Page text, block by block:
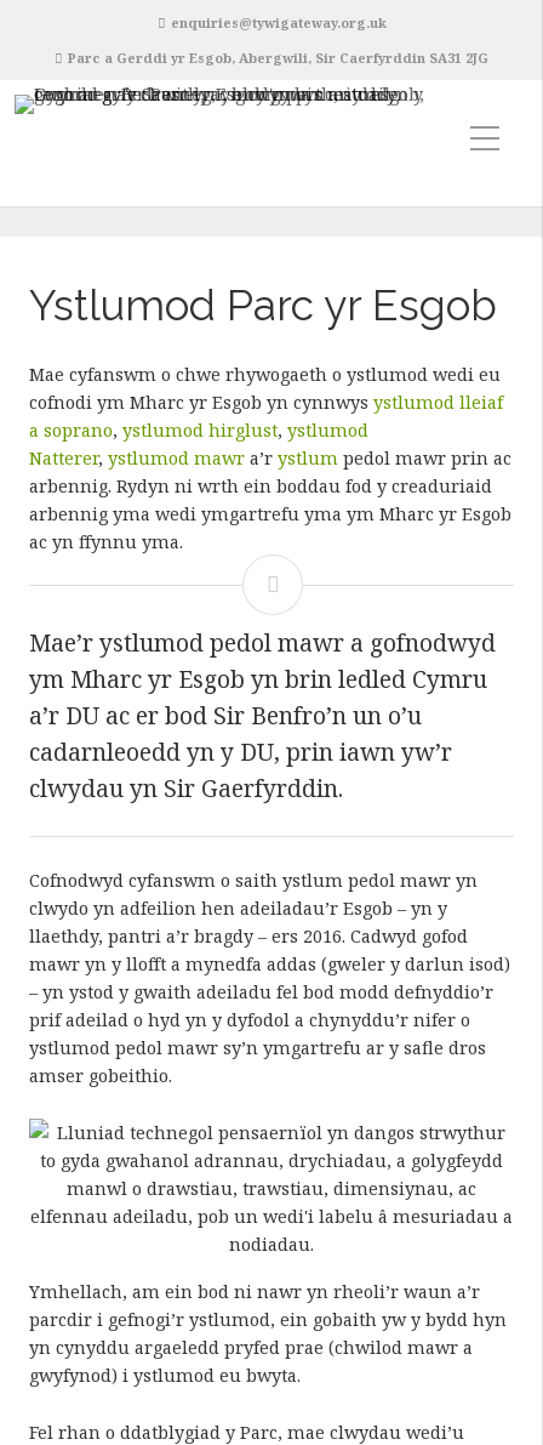
enquiries@tywigateway.org.uk
Parc a Gerddi yr Esgob, Abergwili, Sir Caerfyrddin SA31 2JG
Ystlumod Parc yr Esgob
Mae cyfanswm o chwe rhywogaeth o ystlumod wedi eu
cofnodi ym Mharc yr Esgob yn cynnwys ystlumod lleiaf
a soprano, ystlumod hirglust, ystlumod
Natterer, ystlumod mawr a’r ystlum pedol mawr prin ac
arbennig. Rydyn ni wrth ein boddau fod y creaduriaid
arbennig yma wedi ymgartrefu yma ym Mharc yr Esgob
ac yn ffynnu yma.
Mae’r ystlumod pedol mawr a gofnodwyd
ym Mharc yr Esgob yn brin ledled Cymru
a’r DU ac er bod Sir Benfro’n un o’u
cadarnleoedd yn y DU, prin iawn yw’r
clwydau yn Sir Gaerfyrddin.
Cofnodwyd cyfanswm o saith ystlum pedol mawr yn
clwydo yn adfeilion hen adeiladau’r Esgob – yn y
llaethdy, pantri a’r bragdy – ers 2016. Cadwyd gofod
mawr yn y llofft a mynedfa addas (gweler y darlun isod)
– yn ystod y gwaith adeiladu fel bod modd defnyddio’r
prif adeilad o hyd yn y dyfodol a chynyddu’r nifer o
ystlumod pedol mawr sy’n ymgartrefu ar y safle dros
amser gobeithio.
Ymhellach, am ein bod ni nawr yn rheoli’r waun a’r
parcdir i gefnogi’r ystlumod, ein gobaith yw y bydd hyn
yn cynyddu argaeledd pryfed prae (chwilod mawr a
gwyfynod) i ystlumod eu bwyta.
Fel rhan o ddatblygiad y Parc, mae clwydau wedi’u